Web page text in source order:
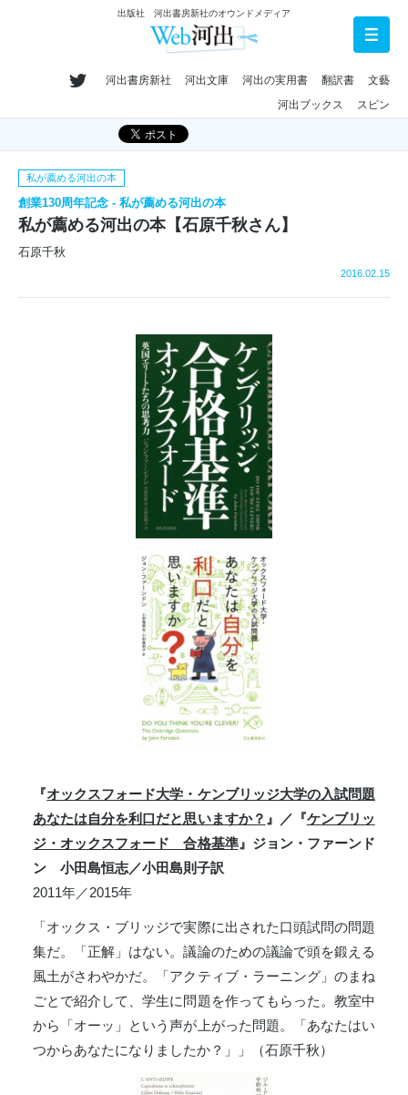
出版社 河出書房新社のオウンドメディア
河出書房新社 河出文庫 河出の実用書 翻訳書
文藝
河出ブックス
スピン
私が薦める河出の本
創業130周年記念 - 私が薦める河出の本
私が薦める河出の本【石原千秋さん】
石原千秋
2016.02.15
『オックスフォード大学・ケンブリッジ大学の入試問題
あなたは自分を利口だと思いますか？ 』／『ケンブリッ
ジ・オックスフォード 合格基準』ジョン・ファーンド
ン 小田島恒志／小田島則子訳
2011年／2015年
「オックス・ブリッジで実際に出された口頭試問の問題
集だ。「正解」はない。議論のための議論で頭を鍛える
風土がさわやかだ。「アクティブ・ラーニング」のまね
ごとで紹介して、学生に問題を作ってもらった。教室中
から「オーッ」という声が上がった問題。「あなたはい
つからあなたになりましたか？」」（石原千秋）